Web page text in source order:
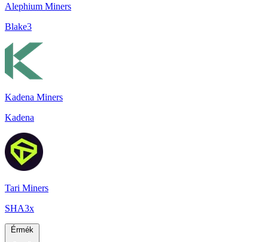
Alephium Miners
Blake3
Kadena Miners
Kadena
Tari Miners
SHA3x
Érmék